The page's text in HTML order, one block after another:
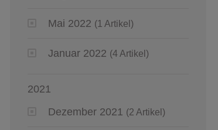
Mai 2022 (1 Artikel)
Januar 2022 (4 Artikel)
2021
Dezember 2021 (2 Artikel)